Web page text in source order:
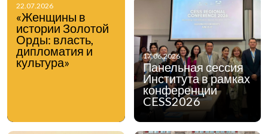
22.07.2026
«Женщины в
истории Золотой
Орды: власть,
дипломатия и
культура» 17.06.2026
Панельная сессия
Института в рамках
конференции
CESS2026